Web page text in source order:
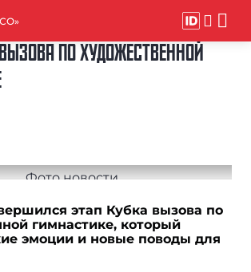
ПО ХУДОЖЕСТВЕННОЙ
этап Кубка вызова по
гимнастике, который
эмоции и новые поводы для